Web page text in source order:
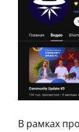
В рамках